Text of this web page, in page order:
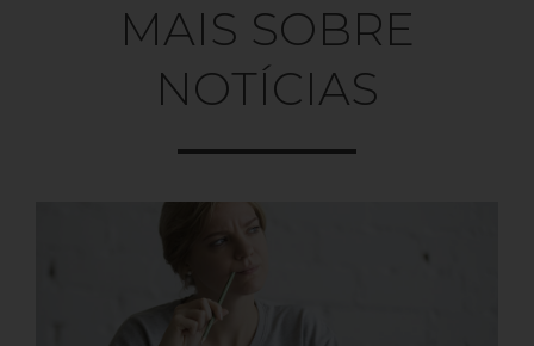
MAIS SOBRE
NOTÍCIAS